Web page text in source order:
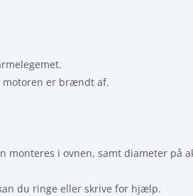
motoren er brændt af.
monteres i ovnen, samt diameter på
du ringe eller skrive for hjælp.